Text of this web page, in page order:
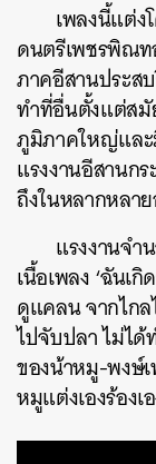
เพลงนี้แต่
ดนตรีเพชรพิณท
ภาคอีสานประส
ทำที่อื่นตั้งแต่ส
ภูมิภาคใหญ่และ
แรงงานอีสานก
ถึงในหลากหลา
แรงงานจำ
เนื้อเพลง ‘ฉันเกิ
ดูแคลน จากไก
ไปจับปลา ไม่ได้
ของน้าหมู-พงษ์
หมูแต่งเองร้องเ